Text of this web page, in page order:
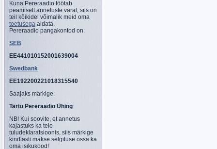
Kuna Pereraadio töötab
peamiselt annetuste varal, siis on
teil kõikidel võimalik meid oma
toetusega aidata.
Pereraadio pangakontod on:
SEB
EE441010152001639004
Swedbank
EE192200221018315540
Saajaks märkige:
Tartu Pereraadio Ühing
NB! Kui soovite, et annetus
kajastuks ka teie
tuludeklaratsioonis, siis märkige
kindlasti makse selgituse ossa ka
oma isikukood!